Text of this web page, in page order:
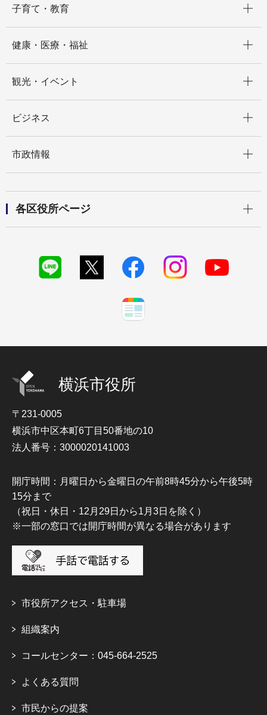
子育て・教育
健康・医療・福祉
観光・イベント
ビジネス
市政情報
各区役所ページ
横浜市役所
〒231-0005
横浜市中区本町6丁目50番地の10
法人番号：3000020141003
開庁時間：月曜日から金曜日の午前8時45分から午後5時
15分まで
（祝日・休日・12月29日から1月3日を除く）
※一部の窓口では開庁時間が異なる場合があります
市役所アクセス・駐車場
組織案内
コールセンター：045-664-2525
よくある質問
市民からの提案